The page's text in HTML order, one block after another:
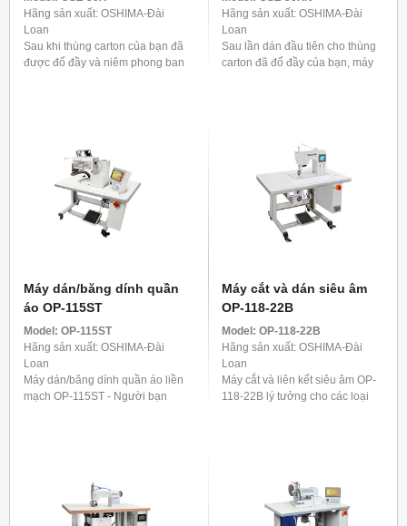
Hãng sản xuất: OSHIMA-Đài
Loan
Sau khi thùng carton của bạn đã
được đổ đầy và niêm phong ban
Hãng sản xuất: OSHIMA-Đài
Loan
Sau lần dán đầu tiên cho thùng
carton đã đổ đầy của bạn, máy
Máy dán/băng dính quần
áo OP-115ST
Model: OP-115ST
Hãng sản xuất: OSHIMA-Đài
Loan
Máy dán/băng dính quần áo liền
mạch OP-115ST - Người bạn
Máy cắt và dán siêu âm
OP-118-22B
Model: OP-118-22B
Hãng sản xuất: OSHIMA-Đài
Loan
Máy cắt và liên kết siêu âm OP-
118-22B lý tưởng cho các loại